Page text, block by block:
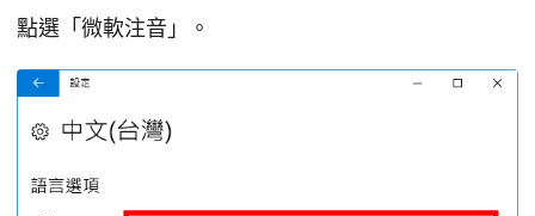
點選「微軟注音」。